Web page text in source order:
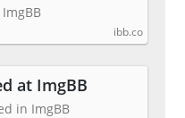
ibb.co
at ImgBB
in ImgBB